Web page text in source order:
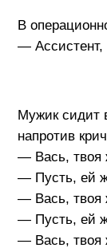
В
— Ассистент,
Мужик сидит
напротив
— Вась, твоя
— Пусть, ей
— Вась, твоя
— Пусть, ей
— Вась, твоя